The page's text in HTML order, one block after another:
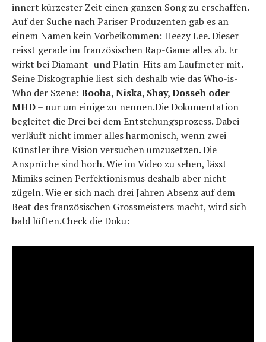
innert kürzester Zeit einen ganzen Song zu erschaffen.
Auf der Suche nach Pariser Produzenten gab es an
einem Namen kein Vorbeikommen: Heezy Lee. Dieser
reisst gerade im französischen Rap-Game alles ab. Er
wirkt bei Diamant- und Platin-Hits am Laufmeter mit.
Seine Diskographie liest sich deshalb wie das Who-is-
Who der Szene: Booba, Niska, Shay, Dosseh oder
MHD– nur um einige zu nennen.Die Dokumentation
begleitet die Drei bei dem Entstehungsprozess. Dabei
verläuft nicht immer alles harmonisch, wenn zwei
Künstler ihre Vision versuchen umzusetzen. Die
Ansprüche sind hoch. Wie im Video zu sehen, lässt
Mimiks seinen Perfektionismus deshalb aber nicht
zügeln. Wie er sich nach drei Jahren Absenz auf dem
Beat des französischen Grossmeisters macht, wird sich
bald lüften.Check die Doku: